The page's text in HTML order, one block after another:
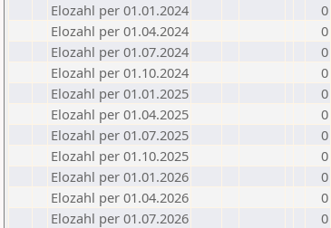
Elozahl per 01.01.2024
0
Elozahl per 01.04.2024
0
Elozahl per 01.07.2024
0
Elozahl per 01.10.2024
0
Elozahl per 01.01.2025
0
Elozahl per 01.04.2025
0
Elozahl per 01.07.2025
0
Elozahl per 01.10.2025
0
Elozahl per 01.01.2026
0
Elozahl per 01.04.2026
0
Elozahl per 01.07.2026
0